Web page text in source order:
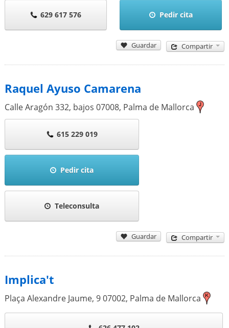
629 617 576 Pedir cita
Guardar Compartir
Raquel Ayuso Camarena
Calle Aragón 332, bajos 07008, Palma de Mallorca
615 229 019
Pedir cita
Teleconsulta
Guardar Compartir
Implica't
Plaça Alexandre Jaume, 907002, Palma de Mallorca